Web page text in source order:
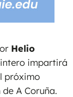
Helio
impartirá
próximo
A Coruña.